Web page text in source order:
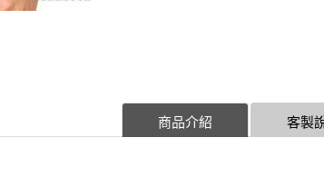
客製
商品介紹